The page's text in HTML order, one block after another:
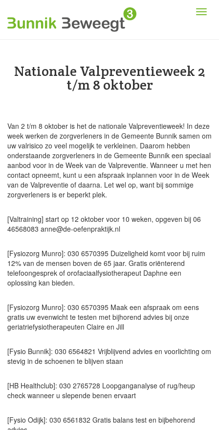
Nationale Valpreventieweek 2
t/m 8 oktober
Van 2 t/m 8 oktober is het de nationale Valpreventieweek! In deze
week werken de zorgverleners in de Gemeente Bunnik samen om
uw valrisico zo veel mogelijk te verkleinen. Daarom hebben
onderstaande zorgverleners in de Gemeente Bunnik een speciaal
aanbod voor in de Week van de Valpreventie. Wanneer u met hen
contact opneemt, kunt u een afspraak inplannen voor in de Week
van de Valpreventie of daarna. Let wel op, want bij sommige
zorgverleners is er beperkt plek.
[Valtraining] start op 12 oktober voor 10 weken, opgeven bij 06
46568083 anne@de-oefenpraktijk.nl
[Fysiozorg Munro]: 030 6570395 Duizeligheid komt voor bij ruim
12% van de mensen boven de 65 jaar. Gratis oriënterend
telefoongesprek of orofaciaalfysiotherapeut Daphne een
oplossing kan bieden.
[Fysiozorg Munro]: 030 6570395 Maak een afspraak om eens
gratis uw evenwicht te testen met bijhorend advies bij onze
geriatriefysiotherapeuten Claire en Jill
[Fysio Bunnik]: 030 6564821 Vrijblijvend advies en voorlichting om
stevig in de schoenen te blijven staan
[HB Healthclub]: 030 2765728 Loopganganalyse of rug/heup
check wanneer u slepende benen ervaart
[Fysio Odijk]: 030 6561832 Gratis balans test en bijbehorend